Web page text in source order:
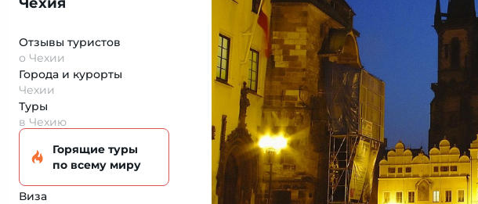
Отзывы туристов
о Чехии
Города и курорты
Чехии
Туры
в Чехию
Горящие туры
по всему миру
Виза